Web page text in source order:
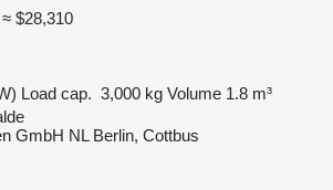
≈ $28,310
Load cap. 3,000 kg Volume 1.8 m³
GmbH NL Berlin, Cottbus